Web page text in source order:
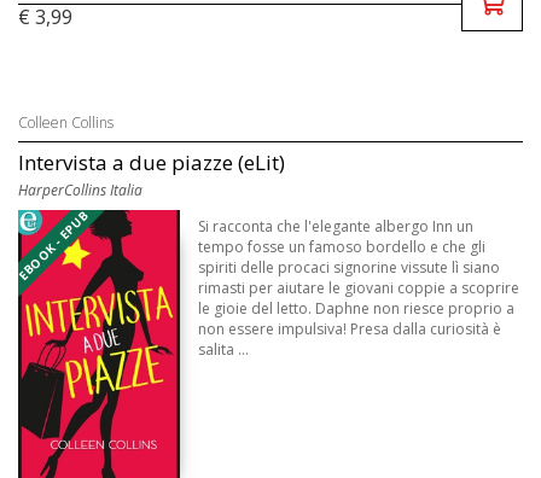
€ 3,99
Colleen Collins
Intervista a due piazze (eLit)
HarperCollins Italia
EBOOK - EPUB
Si racconta che l'elegante albergo Inn un
tempo fosse un famoso bordello e che gli
spiriti delle procaci signorine vissute lì siano
rimasti per aiutare le giovani coppie a scoprire
le gioie del letto. Daphne non riesce proprio a
non essere impulsiva! Presa dalla curiosità è
salita ...